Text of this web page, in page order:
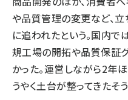
や品質管理の変更など、
に追われたという。国内
規工場の開拓や品質保証
かった。運営しながら2年
うやく土台が整ってきたそう